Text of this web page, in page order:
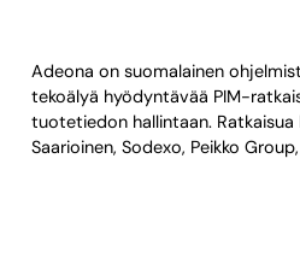
Adeona on suomalainen
tekoälyä hyödyntävää PIM-
tuotetiedon hallintaan.
Saarioinen, Sodexo, Peikko